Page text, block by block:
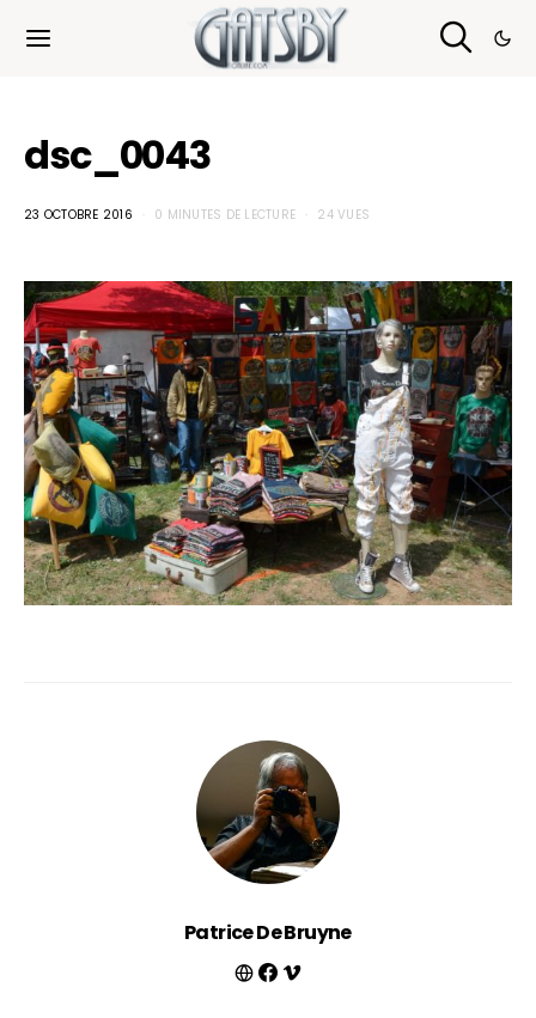
dsc_0043
23 OCTOBRE 2016 0 MINUTES DE LECTURE 24 VUES
Patrice De Bruyne
Cookies management panel